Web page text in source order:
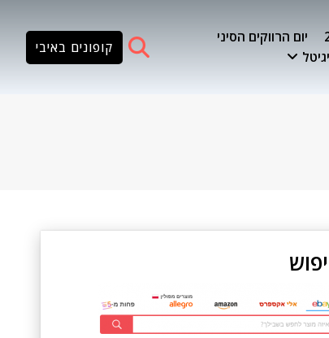
יום הרווקים הסיני
קופונים באיבי